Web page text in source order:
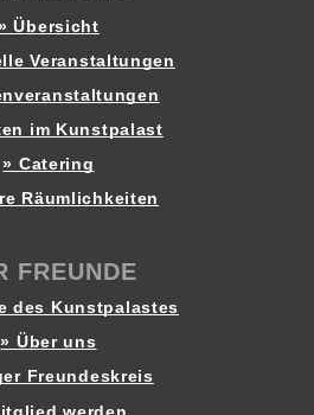
Übersicht
Veranstaltungen
im Kunstpalast
» Catering
Räumlichkeiten
FREUNDE
des Kunstpalastes
» Über uns
Freundeskreis
werden